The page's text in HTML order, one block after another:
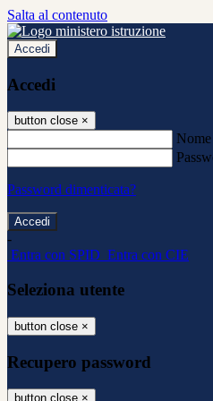
Salta al contenuto
Accedi
Accedi
button close ×
Password dimenticata?
-
Entra con SPID Entra con CIE
Seleziona utente
button close ×
Recupero password
button close ×